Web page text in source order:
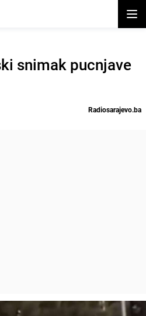
snimak pucnjave
Radiosarajevo.ba